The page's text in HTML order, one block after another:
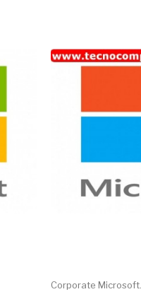
Corporate Microsoft...